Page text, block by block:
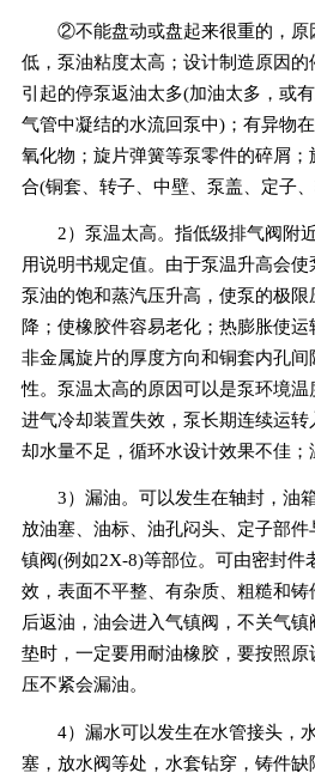
②不能盘动或盘起来很重的，原
低，泵油粘度太高；设计制造原因
引起的停泵返油太多(加油太多，或
气管中凝结的水流回泵中)；有异物
氧化物；旋片弹簧等泵零件的碎屑
合(铜套、转子、中壁、泵盖、定子、
2）泵温太高。指低级排气阀附
用说明书规定值。由于泵温升高会
泵油的饱和蒸汽压升高，使泵的极
降；使橡胶件容易老化；热膨胀使
非金属旋片的厚度方向和铜套内孔
性。泵温太高的原因可以是泵环境温
进气冷却装置失效，泵长期连续运
却水量不足，循环水设计效果不佳；
3）漏油。可以发生在轴封，油
放油塞、油标、油孔闷头、定子部
镇阀(例如2X-8)等部位。可由密封件
效，表面不平整、有杂质、粗糙和
后返油，油会进入气镇阀，不关气
垫时，一定要用耐油橡胶，要按照
压不紧会漏油。
4）漏水可以发生在水管接头，
塞，放水阀等处，水套钻穿，铸件